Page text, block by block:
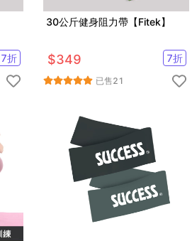
7折
30公斤健身阻力帶【Fitek】
$349 7折
已售21